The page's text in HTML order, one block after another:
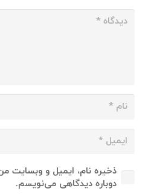
ذخیره نام، ایمیل و وبسایت
دوباره دیدگاهی می‌نویسم.